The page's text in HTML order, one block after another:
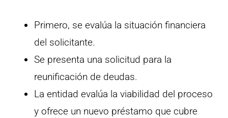
Primero, se evalúa la situación financiera
del solicitante.
Se presenta una solicitud para la
reunificación de deudas.
La entidad evalúa la viabilidad del proceso
y ofrece un nuevo préstamo que cubre